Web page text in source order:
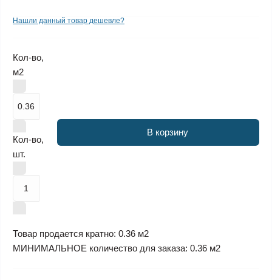
Нашли данный товар дешевле?
Кол-во,
м2
Кол-во,
шт.
В корзину
Товар продается кратно: 0.36 м2
МИНИМАЛЬНОЕ количество для заказа: 0.36 м2